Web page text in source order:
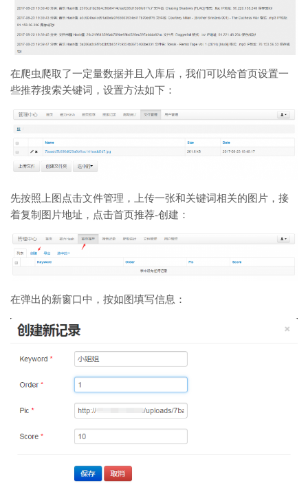
在爬虫爬取了一定量数据并且入库后，我们可以给首页设置一
些推荐搜索关键词，设置方法如下：
先按照上图点击文件管理，上传一张和关键词相关的图片，接
着复制图片地址，点击首页推荐-创建：
在弹出的新窗口中，按如图填写信息：